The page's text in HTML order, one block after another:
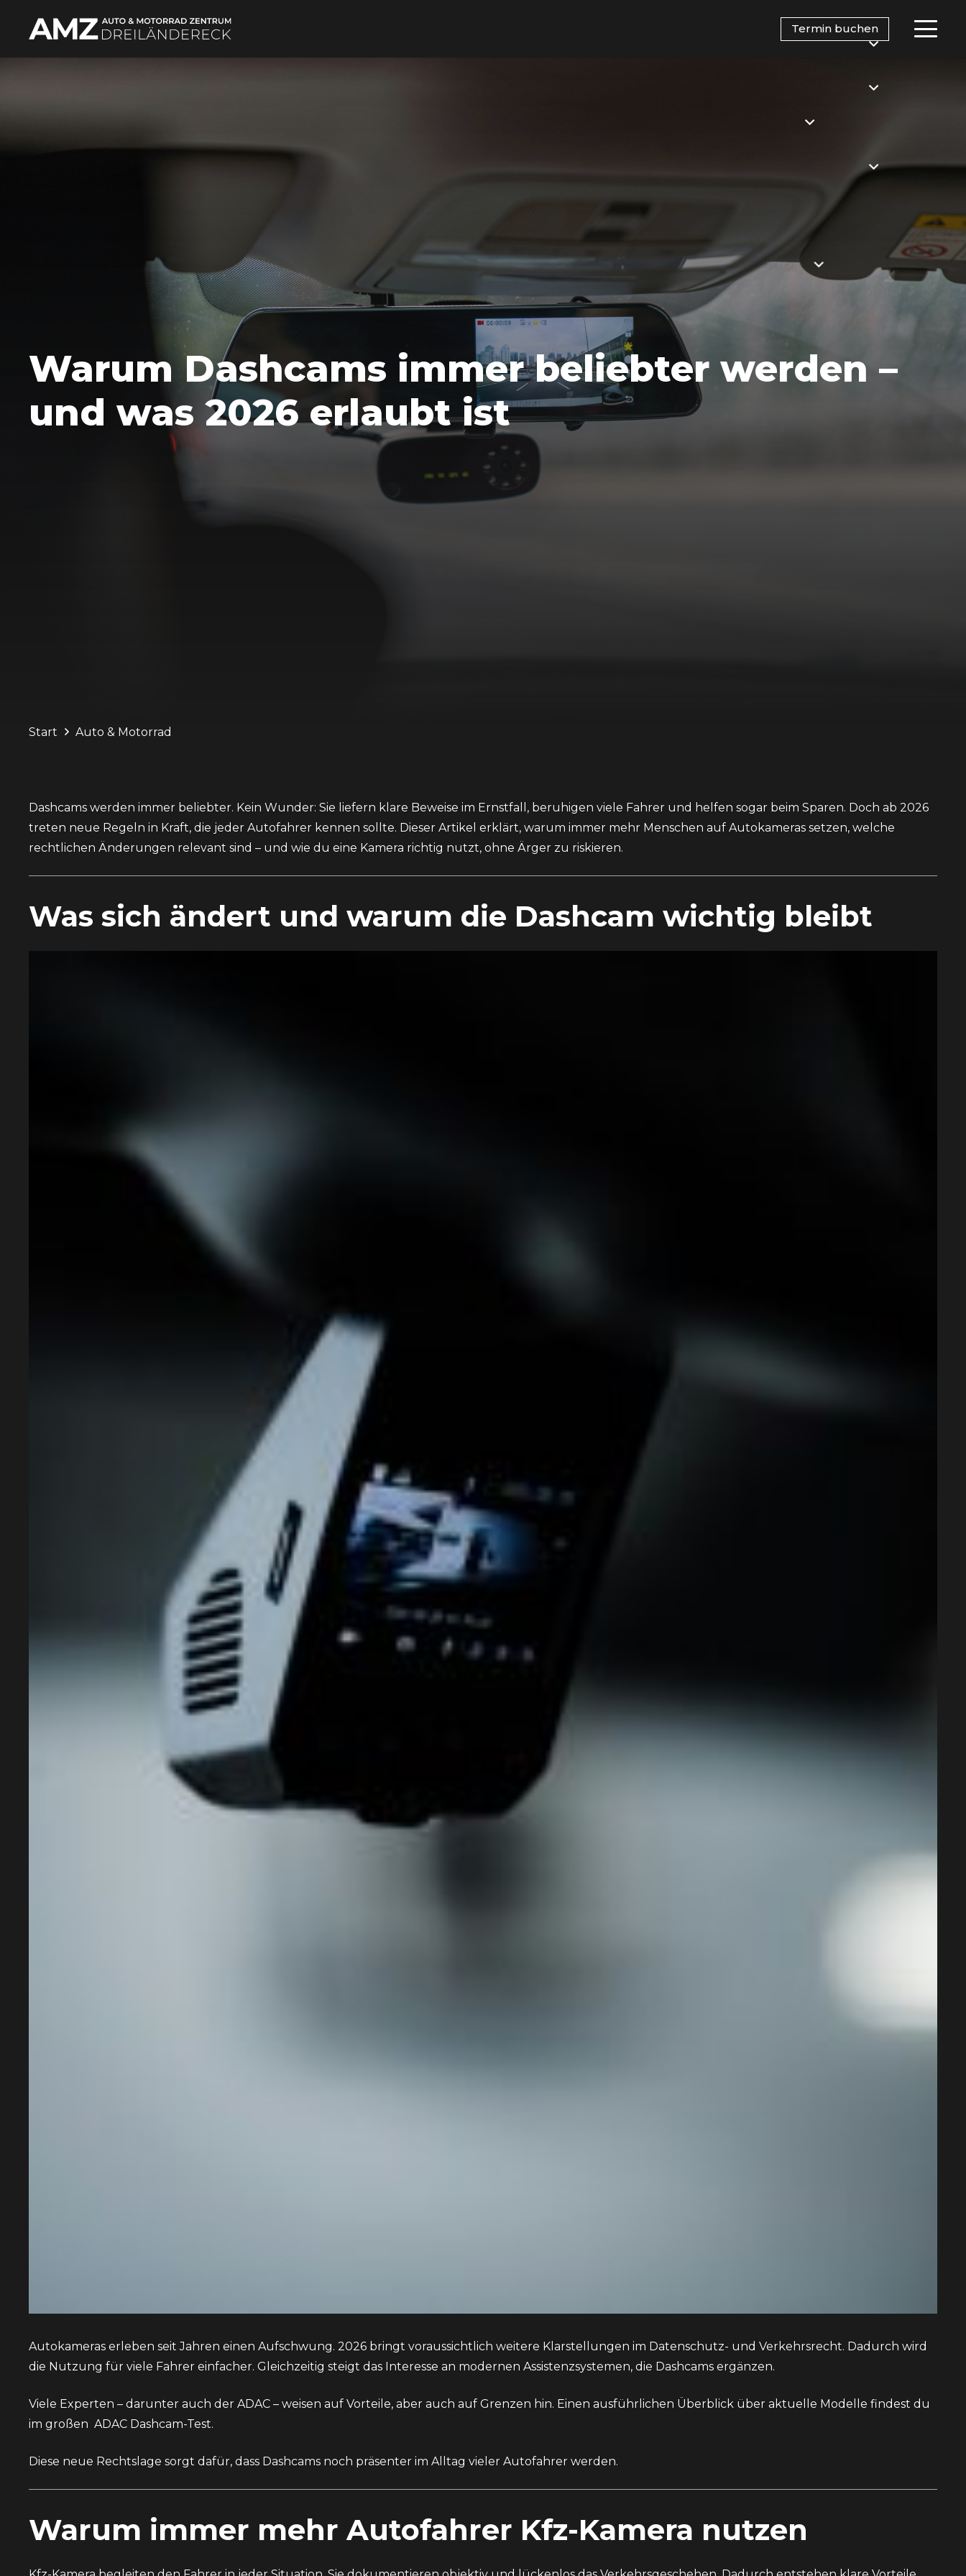
Termin buchen
Warum Dashcams immer beliebter werden –
und was 2026 erlaubt ist
Start Auto & Motorrad
Dashcams werden immer beliebter. Kein Wunder: Sie liefern klare Beweise im Ernstfall, beruhigen viele Fahrer und helfen sogar beim Sparen. Doch ab 2026
treten neue Regeln in Kraft, die jeder Autofahrer kennen sollte. Dieser Artikel erklärt, warum immer mehr Menschen auf Autokameras setzen, welche
rechtlichen Änderungen relevant sind – und wie du eine Kamera richtig nutzt, ohne Ärger zu riskieren.
Was sich ändert und warum die Dashcam wichtig bleibt
Autokameras erleben seit Jahren einen Aufschwung. 2026 bringt voraussichtlich weitere Klarstellungen im Datenschutz- und Verkehrsrecht. Dadurch wird
die Nutzung für viele Fahrer einfacher. Gleichzeitig steigt das Interesse an modernen Assistenzsystemen, die Dashcams ergänzen.
Viele Experten – darunter auch der ADAC – weisen auf Vorteile, aber auch auf Grenzen hin. Einen ausführlichen Überblick über aktuelle Modelle findest du
im großen ADAC Dashcam-Test.
Diese neue Rechtslage sorgt dafür, dass Dashcams noch präsenter im Alltag vieler Autofahrer werden.
Warum immer mehr Autofahrer Kfz-Kamera nutzen